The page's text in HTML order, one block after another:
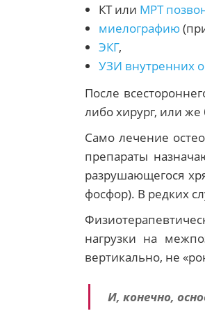
КТ или МРТ
миелографию
ЭКГ,
УЗИ внутренних
После
либо хирург, или же
Само лечение
препараты
разрушающегося
фосфор). В редких
нагрузки на
вертикально, не
И, конечно,